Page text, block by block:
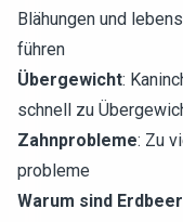
Blähungen und
führen
Übergewicht:
schnell zu
Zahnprobleme: Zu
probleme
Warum sind